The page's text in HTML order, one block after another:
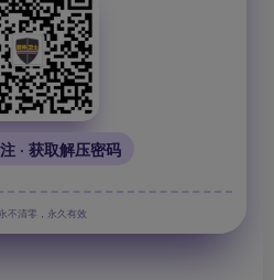
· 获取解压密码
不清零，永久有效